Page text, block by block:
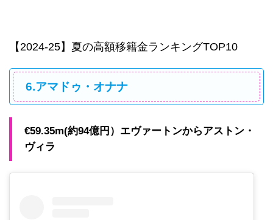
【2024-25】夏の高額移籍金ランキングTOP10
6.アマドゥ・オナナ
€59.35m(約94億円）エヴァートンからアストン・
ヴィラ